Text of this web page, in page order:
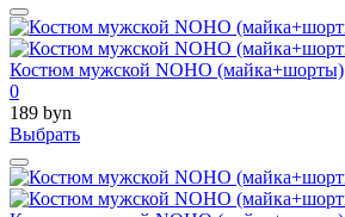
Костюм мужской NOHO (майка+шорты)
0
189 byn
Выбрать